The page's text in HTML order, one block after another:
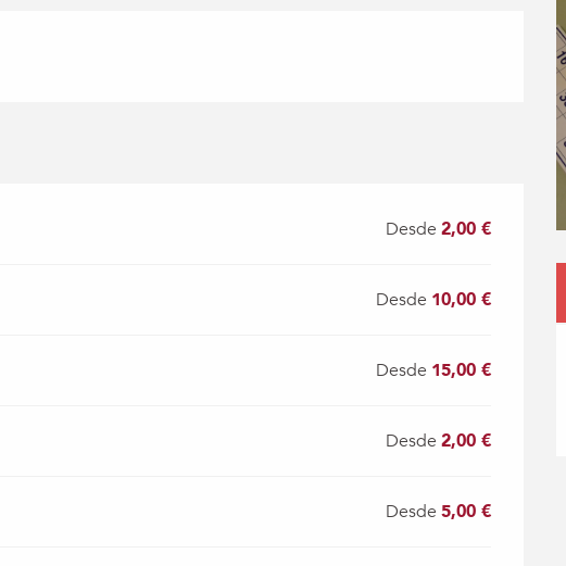
Desde2,00 €
Desde 10,00 €
Desde 15,00 €
Desde2,00 €
Desde5,00 €